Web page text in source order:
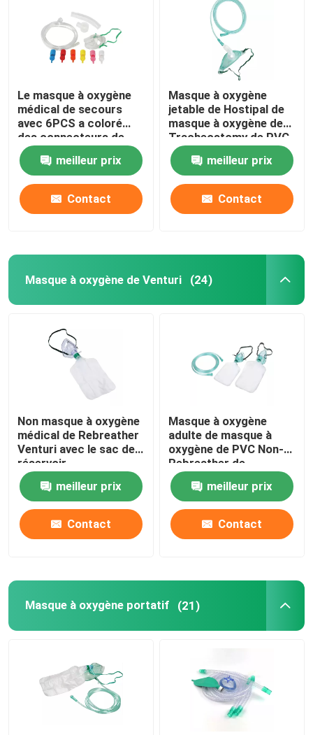
Vidéos
À propos de nous
Visite de l'usine
Contrôle de la qualité
Nous contacter
Nouvelles
Masque à oxygène portatif
Cathéter d'anesthésie
Le masque à oxygène
médical de secours
avec 6PCS a coloré
des connecteurs de
Venturi
meilleur prix
Contact
Masque à oxygène
jetable de Hostipal de
masque à oxygène de
Tracheostomy de PVC
de catégorie médicale
meilleur prix
Contact
Masque à oxygène de Venturi (24)
Non masque à oxygène
médical de Rebreather
Venturi avec le sac de
réservoir
meilleur prix
Contact
Masque à oxygène
adulte de masque à
oxygène de PVC Non-
Rebreather de
catégorie médicale
meilleur prix
Contact
Masque à oxygène portatif (21)